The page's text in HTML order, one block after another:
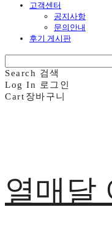
고객센터
공지사항
문의안내
후기 게시판
Search 검색
Log In
로그인
Cart 장바구니
열매달